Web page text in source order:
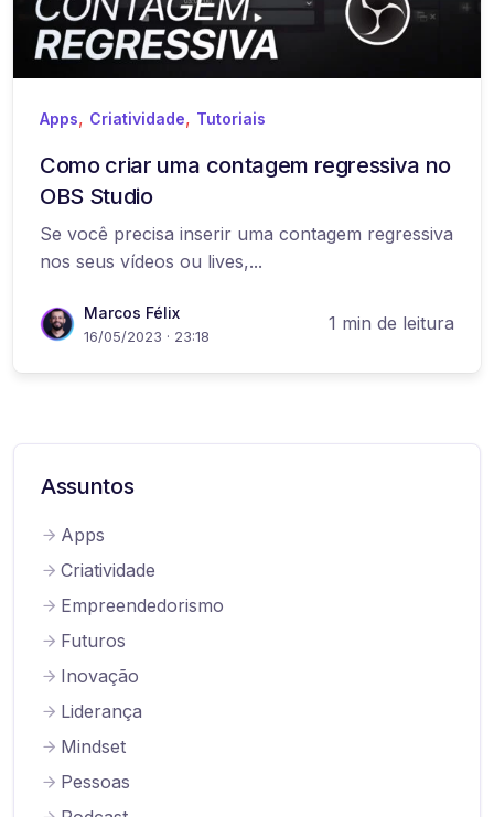
Apps, Criatividade, Tutoriais
Como criar uma contagem regressiva no
OBS Studio
Se você precisa inserir uma contagem regressiva
nos seus vídeos ou lives,...
Marcos Félix
16/05/2023 · 23:18
1 min de leitura
Assuntos
Apps
Criatividade
Empreendedorismo
Futuros
Inovação
Liderança
Mindset
Pessoas